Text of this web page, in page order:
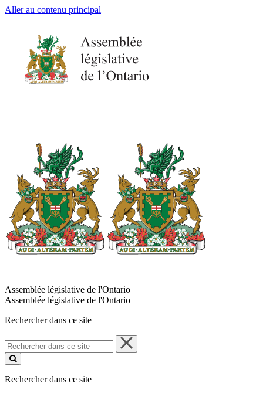
Aller au contenu principal
Assemblée législative de l'Ontario
Assemblée législative de l'Ontario
Rechercher dans ce site
Rechercher
dans
ce
Rechercher dans ce site